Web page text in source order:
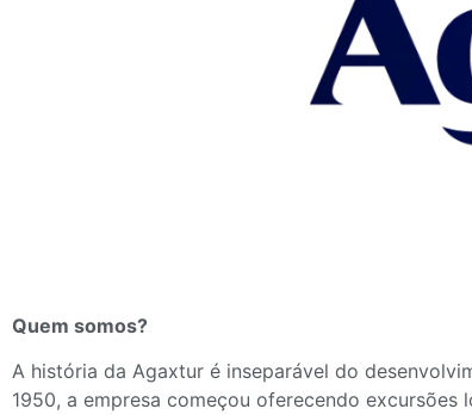
Quem somos?
A história da Agaxtur é inseparável do
1950, a empresa começou oferecendo